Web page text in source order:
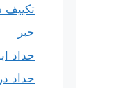
تكييف
حبر
حداد
حداد